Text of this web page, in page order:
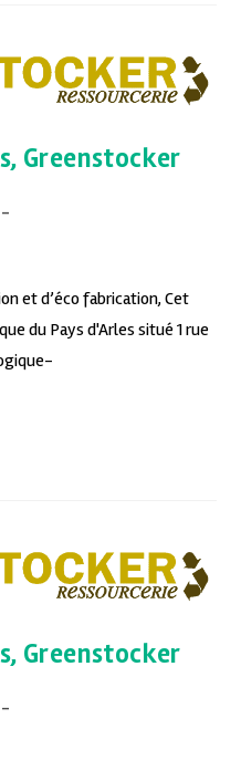
Greenstocker
et d’éco fabrication, Cet
du Pays d'Arles situé 1 rue
Greenstocker